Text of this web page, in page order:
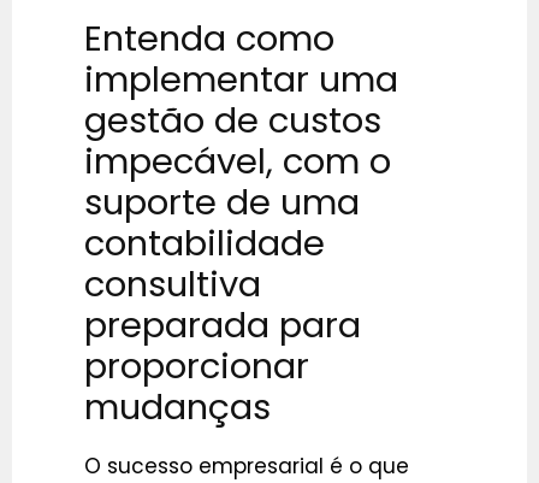
Entenda como
implementar uma
gestão de custos
impecável, com o
suporte de uma
contabilidade
consultiva
preparada para
proporcionar
mudanças
O sucesso empresarial é o que